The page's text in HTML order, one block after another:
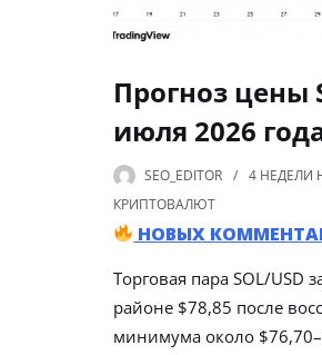
Прогноз цены
июля 2026
SEO_EDITOR 4 НЕДЕЛИ
КРИПТОВАЛЮТ
НОВЫХ
Торговая пара SOL/USD
районе $78,85 после
минимума около